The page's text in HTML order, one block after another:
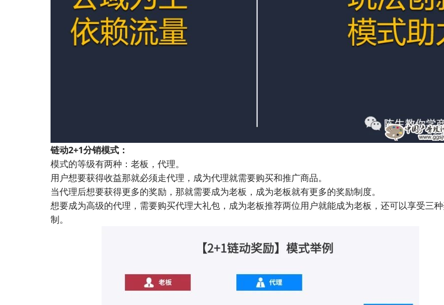
链动2+1分销模式：
模式的等级有两种：老板，代理。
用户想要获得收益那就必须走代理，成为代理就需要购买和推广商品。
当代理后想要获得更多的奖励，那就需要成为老板，成为老板就有更多的奖励制度。
想要成为高级的代理，需要购买代理大礼包，成为老板推荐两位用户就能成为老板，还可以享受三
制。